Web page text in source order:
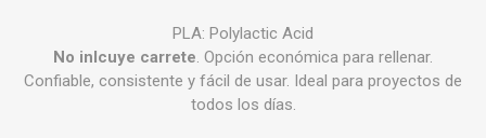
PLA: Polylactic Acid
No inlcuye carrete. Opción económica para rellenar.
Confiable, consistente y fácil de usar. Ideal para proyectos de
todos los días.